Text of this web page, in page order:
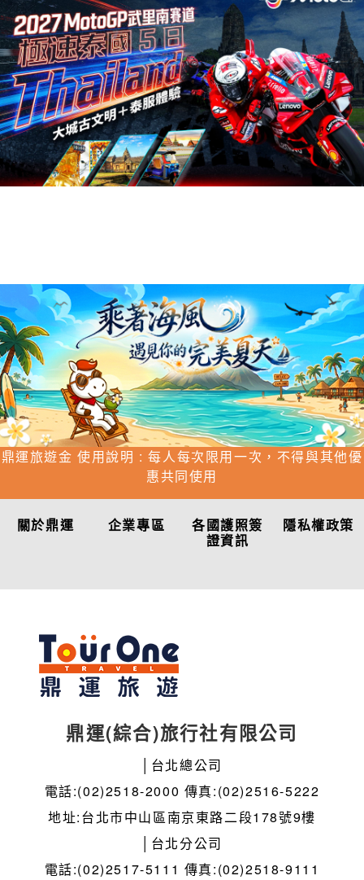
鼎運旅遊金 使用說明 : 每人每次限用一次，不得與其他優
惠共同使用
關於鼎運 企業專區
各國護照簽
證資訊
隱私權政策
鼎運(綜合)旅行社有限公司
│台北總公司
電話:(02)2518-2000 傳真:(02)2516-5222
地址:台北市中山區南京東路二段178號9樓
│台北分公司
電話:(02)2517-5111 傳真:(02)2518-9111